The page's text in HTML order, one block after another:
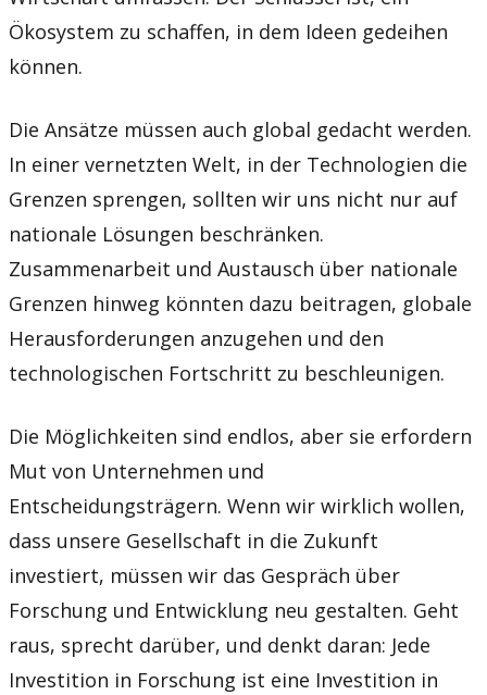
Ökosystem zu schaffen, in dem Ideen gedeihen
können.
Die Ansätze müssen auch global gedacht werden.
In einer vernetzten Welt, in der Technologien die
Grenzen sprengen, sollten wir uns nicht nur auf
nationale Lösungen beschränken.
Zusammenarbeit und Austausch über nationale
Grenzen hinweg könnten dazu beitragen, globale
Herausforderungen anzugehen und den
technologischen Fortschritt zu beschleunigen.
Die Möglichkeiten sind endlos, aber sie erfordern
Mut von Unternehmen und
Entscheidungsträgern. Wenn wir wirklich wollen,
dass unsere Gesellschaft in die Zukunft
investiert, müssen wir das Gespräch über
Forschung und Entwicklung neu gestalten. Geht
raus, sprecht darüber, und denkt daran: Jede
Investition in Forschung ist eine Investition in